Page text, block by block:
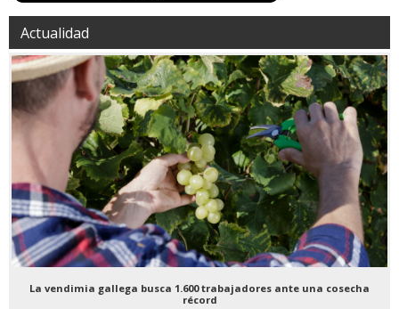
Actualidad
La vendimia gallega busca 1.600 trabajadores ante una cosecha
récord